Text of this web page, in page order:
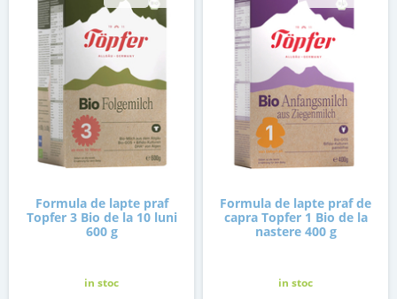
Formula de lapte praf
Topfer 3 Bio de la 10 luni
600 g
in stoc
Formula de lapte praf de
capra Topfer 1 Bio de la
nastere 400 g
in stoc